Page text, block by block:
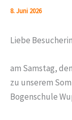
8. Juni 2026
Liebe
am Samstag, den
zu unserem
Bogenschule